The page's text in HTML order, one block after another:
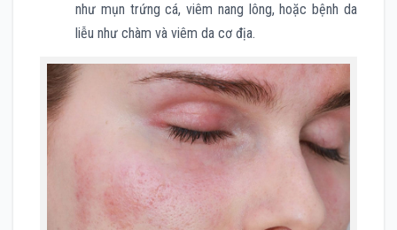
như mụn trứng cá, viêm nang lông, hoặc bệnh da
liễu như chàm và viêm da cơ địa.